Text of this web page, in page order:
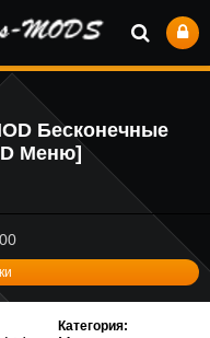
Бесконечные
Меню]
Категория: